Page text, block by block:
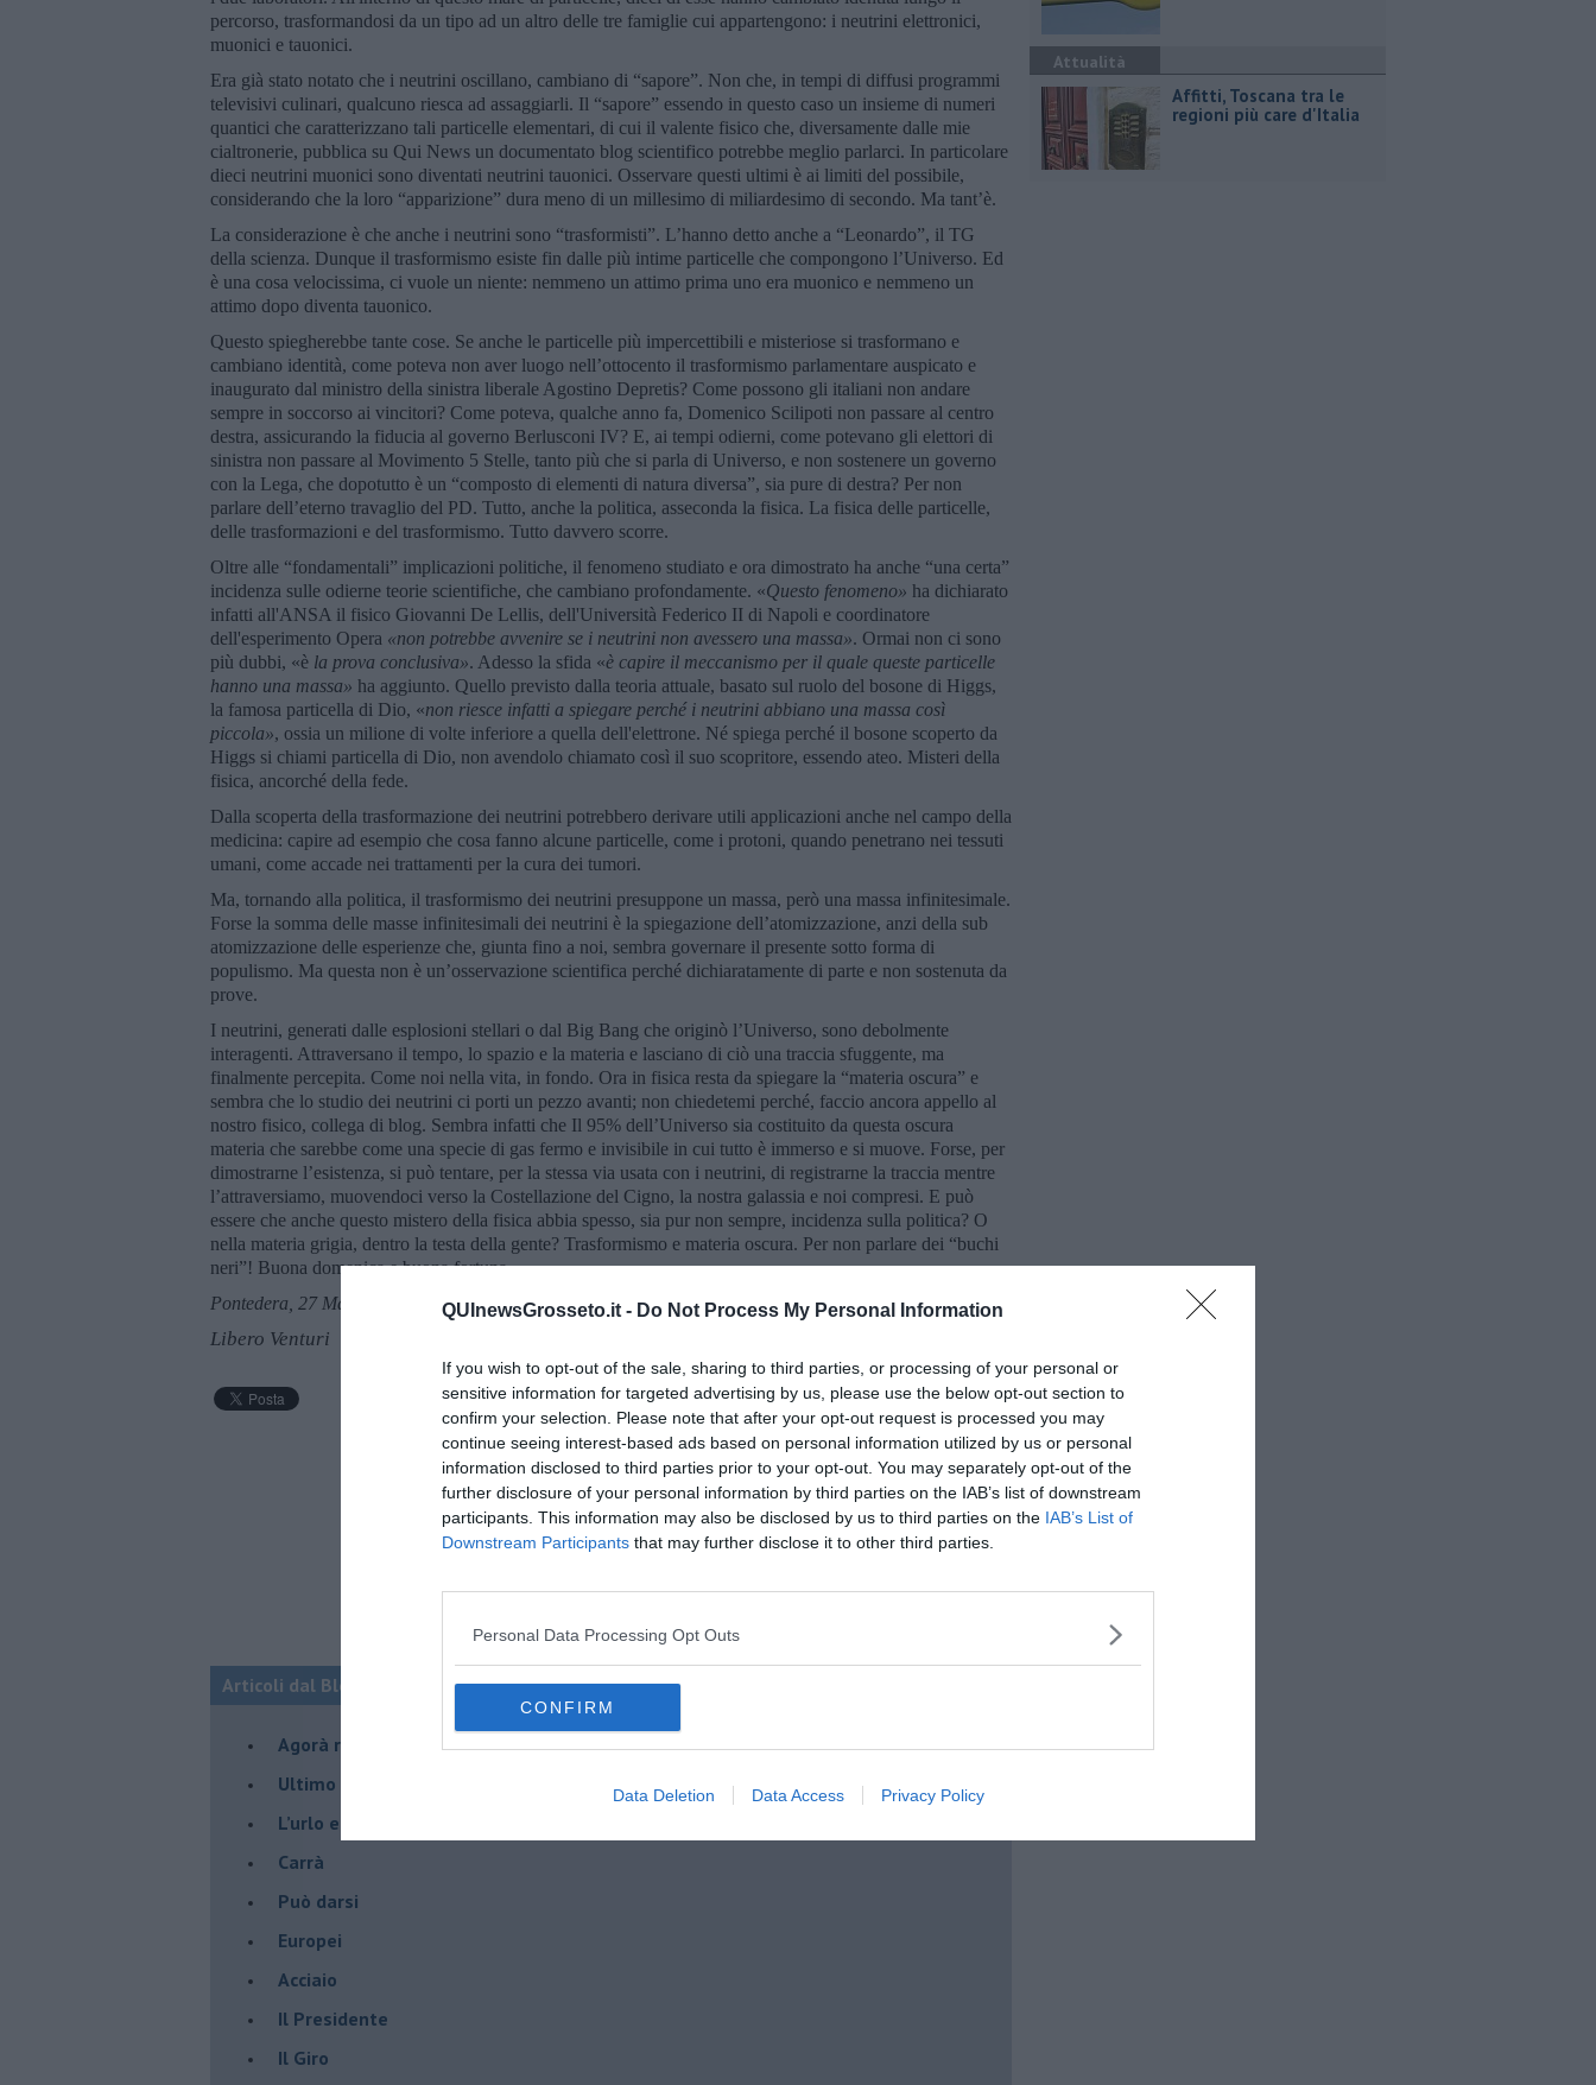
QUInewsGrosseto.it - Do Not Process My Personal Information
If you wish to opt-out of the sale, sharing to third parties, or processing of your personal or
sensitive information for targeted advertising by us, please use the below opt-out section to
confirm your selection. Please note that after your opt-out request is processed you may
continue seeing interest-based ads based on personal information utilized by us or personal
information disclosed to third parties prior to your opt-out. You may separately opt-out of the
further disclosure of your personal information by third parties on the IAB’s list of downstream
participants. This information may also be disclosed by us to third parties on the IAB’s List of
Downstream Participants that may further disclose it to other third parties.
Personal Data Processing Opt Outs
CONFIRM
Data Deletion Data Access Privacy Policy
percorso, trasformandosi da un tipo ad un altro delle tre famiglie cui appartengono: i neutrini elettronici,
muonici e tauonici.
Era già stato notato che i neutrini oscillano, cambiano di “sapore”. Non che, in tempi di diffusi programmi
televisivi culinari, qualcuno riesca ad assaggiarli. Il “sapore” essendo in questo caso un insieme di numeri
quantici che caratterizzano tali particelle elementari, di cui il valente fisico che, diversamente dalle mie
cialtronerie, pubblica su Qui News un documentato blog scientifico potrebbe meglio parlarci. In particolare
dieci neutrini muonici sono diventati neutrini tauonici. Osservare questi ultimi è ai limiti del possibile,
considerando che la loro “apparizione” dura meno di un millesimo di miliardesimo di secondo. Ma tant’è.
La considerazione è che anche i neutrini sono “trasformisti”. L’hanno detto anche a “Leonardo”, il TG
della scienza. Dunque il trasformismo esiste fin dalle più intime particelle che compongono l’Universo. Ed
è una cosa velocissima, ci vuole un niente: nemmeno un attimo prima uno era muonico e nemmeno un
attimo dopo diventa tauonico.
Questo spiegherebbe tante cose. Se anche le particelle più impercettibili e misteriose si trasformano e
cambiano identità, come poteva non aver luogo nell’ottocento il trasformismo parlamentare auspicato e
inaugurato dal ministro della sinistra liberale Agostino Depretis? Come possono gli italiani non andare
sempre in soccorso ai vincitori? Come poteva, qualche anno fa, Domenico Scilipoti non passare al centro
destra, assicurando la fiducia al governo Berlusconi IV? E, ai tempi odierni, come potevano gli elettori di
sinistra non passare al Movimento 5 Stelle, tanto più che si parla di Universo, e non sostenere un governo
con la Lega, che dopotutto è un “composto di elementi di natura diversa”, sia pure di destra? Per non
parlare dell’eterno travaglio del PD. Tutto, anche la politica, asseconda la fisica. La fisica delle particelle,
delle trasformazioni e del trasformismo. Tutto davvero scorre.
Oltre alle “fondamentali” implicazioni politiche, il fenomeno studiato e ora dimostrato ha anche “una certa”
incidenza sulle odierne teorie scientifiche, che cambiano profondamente. «Questo fenomeno» ha dichiarato
infatti all'ANSA il fisico Giovanni De Lellis, dell'Università Federico II di Napoli e coordinatore
dell'esperimento Opera «non potrebbe avvenire se i neutrini non avessero una massa». Ormai non ci sono
più dubbi, «è la prova conclusiva». Adesso la sfida «è capire il meccanismo per il quale queste particelle
hanno una massa» ha aggiunto. Quello previsto dalla teoria attuale, basato sul ruolo del bosone di Higgs,
la famosa particella di Dio, «non riesce infatti a spiegare perché i neutrini abbiano una massa così
piccola», ossia un milione di volte inferiore a quella dell'elettrone. Né spiega perché il bosone scoperto da
Higgs si chiami particella di Dio, non avendolo chiamato così il suo scopritore, essendo ateo. Misteri della
fisica, ancorché della fede.
Dalla scoperta della trasformazione dei neutrini potrebbero derivare utili applicazioni anche nel campo della
medicina: capire ad esempio che cosa fanno alcune particelle, come i protoni, quando penetrano nei tessuti
umani, come accade nei trattamenti per la cura dei tumori.
Ma, tornando alla politica, il trasformismo dei neutrini presuppone un massa, però una massa infinitesimale.
Forse la somma delle masse infinitesimali dei neutrini è la spiegazione dell’atomizzazione, anzi della sub
atomizzazione delle esperienze che, giunta fino a noi, sembra governare il presente sotto forma di
populismo. Ma questa non è un’osservazione scientifica perché dichiaratamente di parte e non sostenuta da
prove.
I neutrini, generati dalle esplosioni stellari o dal Big Bang che originò l’Universo, sono debolmente
interagenti. Attraversano il tempo, lo spazio e la materia e lasciano di ciò una traccia sfuggente, ma
finalmente percepita. Come noi nella vita, in fondo. Ora in fisica resta da spiegare la “materia oscura” e
sembra che lo studio dei neutrini ci porti un pezzo avanti; non chiedetemi perché, faccio ancora appello al
nostro fisico, collega di blog. Sembra infatti che Il 95% dell’Universo sia costituito da questa oscura
materia che sarebbe come una specie di gas fermo e invisibile in cui tutto è immerso e si muove. Forse, per
dimostrarne l’esistenza, si può tentare, per la stessa via usata con i neutrini, di registrarne la traccia mentre
l’attraversiamo, muovendoci verso la Costellazione del Cigno, la nostra galassia e noi compresi. E può
essere che anche questo mistero della fisica abbia spesso, sia pur non sempre, incidenza sulla politica? O
nella materia grigia, dentro la testa della gente? Trasformismo e materia oscura. Per non parlare dei “buchi
neri”! Buona domenica e buona fortuna.
Pontedera, 27 Maggio 2018
Libero Venturi
Articoli dal Blog “Pensieri della domenica” di Libero Venturi
​Agorà reloaded
Ultimo
​L’urlo e gli inglesi
Carrà
Può darsi
Europei
Acciaio
Il Presidente
​Il Giro
Attualità
Affitti, Toscana tra le
regioni più care d'Italia